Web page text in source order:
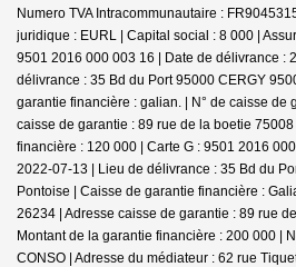
Numero TVA Intracommunautaire :
juridique : EURL | Capital social : 8 000 |
9501 2016 000 003 16 | Date de délivrance :
délivrance : 35 Bd du Port 95000 CERGY
garantie financière : galian. | N° de caisse de
caisse de garantie : 89 rue de la boetie
financière : 120 000 | Carte G : 9501 2016
2022-07-13 | Lieu de délivrance : 35 Bd du
Pontoise | Caisse de garantie financière :
26234 | Adresse caisse de garantie : 89 rue
Montant de la garantie financière : 200 000 |
CONSO | Adresse du médiateur : 62 rue